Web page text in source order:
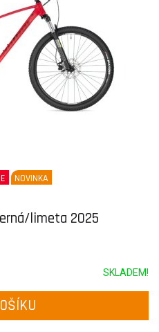
NOVINKA
limeta 2025
SKLADEM!